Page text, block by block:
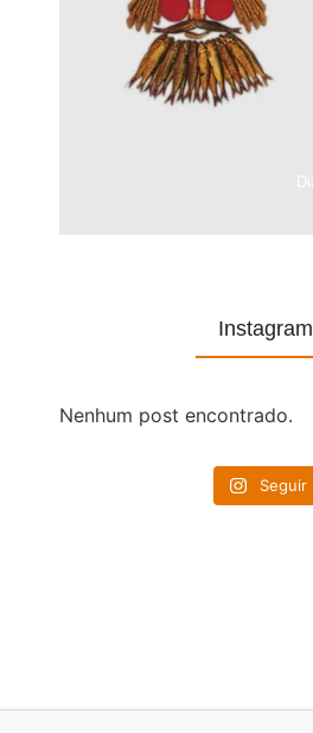
Instagram
Nenhum post encontrado.
Seguir